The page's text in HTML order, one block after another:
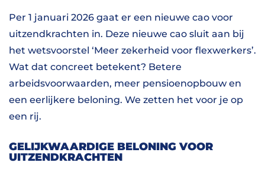
Per 1 januari 2026 gaat er een nieuwe cao voor
uitzendkrachten in. Deze nieuwe cao sluit aan bij
het wetsvoorstel ‘Meer zekerheid voor flexwerkers’.
Wat dat concreet betekent? Betere
arbeidsvoorwaarden, meer pensioenopbouw en
een eerlijkere beloning. We zetten het voor je op
een rij.
GELIJKWAARDIGE BELONING VOOR
UITZENDKRACHTEN